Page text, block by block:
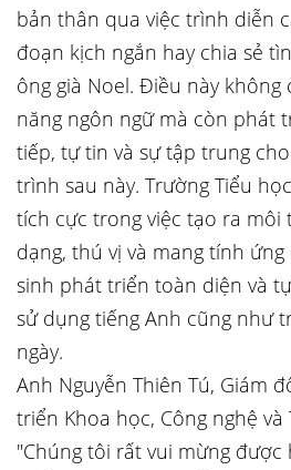
bản thân qua việc trình diễn
đoạn kịch ngắn hay chia sẻ
ông già Noel. Điều này không
năng ngôn ngữ mà còn phát
tiếp, tự tin và sự tập trung
trình sau này. Trường Tiểu
tích cực trong việc tạo ra môi
dạng, thú vị và mang tính
sinh phát triển toàn diện và
sử dụng tiếng Anh cũng như
ngày.
Anh Nguyễn Thiên Tú, Giám
triển Khoa học, Công nghệ và
"Chúng tôi rất vui mừng được